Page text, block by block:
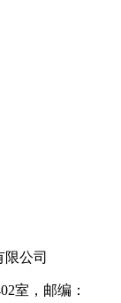
公司
室，邮编：